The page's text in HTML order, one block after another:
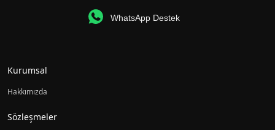
WhatsApp Destek
Kurumsal
Hakkımızda
Sözleşmeler